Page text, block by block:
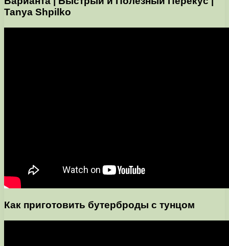
Tanya Shpilko
Как приготовить бутерброды с тунцом